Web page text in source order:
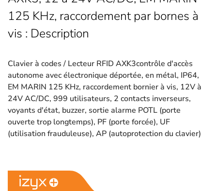
125 KHz, raccordement par bornes à
vis : Description
Clavier à codes / Lecteur RFID AXK3contrôle d'accès
autonome avec électronique déportée, en métal, IP64,
EM MARIN 125 KHz, raccordement bornier à vis, 12V à
24V AC/DC, 999 utilisateurs, 2 contacts inverseurs,
voyants d'état, buzzer, sortie alarme POTL (porte
ouverte trop longtemps), PF (porte forcée), UF
(utilisation frauduleuse), AP (autoprotection du clavier)